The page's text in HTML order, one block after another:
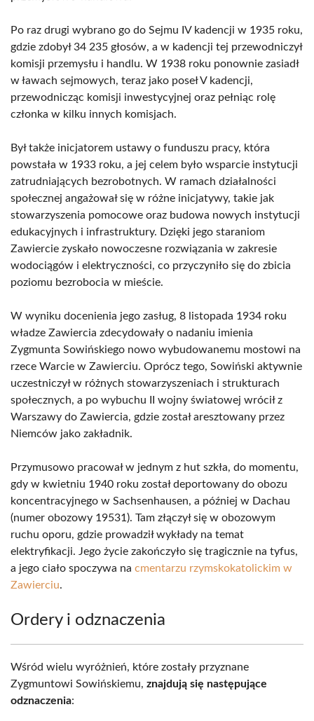
Po raz drugi wybrano go do Sejmu IV kadencji w 1935 roku,
gdzie zdobył 34 235 głosów, a w kadencji tej przewodniczył
komisji przemysłu i handlu. W 1938 roku ponownie zasiadł
w ławach sejmowych, teraz jako poseł V kadencji,
przewodnicząc komisji inwestycyjnej oraz pełniąc rolę
członka w kilku innych komisjach.
Był także inicjatorem ustawy o funduszu pracy, która
powstała w 1933 roku, a jej celem było wsparcie instytucji
zatrudniających bezrobotnych. W ramach działalności
społecznej angażował się w różne inicjatywy, takie jak
stowarzyszenia pomocowe oraz budowa nowych instytucji
edukacyjnych i infrastruktury. Dzięki jego staraniom
Zawiercie zyskało nowoczesne rozwiązania w zakresie
wodociągów i elektryczności, co przyczyniło się do zbicia
poziomu bezrobocia w mieście.
W wyniku docenienia jego zasług, 8 listopada 1934 roku
władze Zawiercia zdecydowały o nadaniu imienia
Zygmunta Sowińskiego nowo wybudowanemu mostowi na
rzece Warcie w Zawierciu. Oprócz tego, Sowiński aktywnie
uczestniczył w różnych stowarzyszeniach i strukturach
społecznych, a po wybuchu II wojny światowej wrócił z
Warszawy do Zawiercia, gdzie został aresztowany przez
Niemców jako zakładnik.
Przymusowo pracował w jednym z hut szkła, do momentu,
gdy w kwietniu 1940 roku został deportowany do obozu
koncentracyjnego w Sachsenhausen, a później w Dachau
(numer obozowy 19531). Tam złączył się w obozowym
ruchu oporu, gdzie prowadził wykłady na temat
elektryfikacji. Jego życie zakończyło się tragicznie na tyfus,
a jego ciało spoczywa na cmentarzu rzymskokatolickim w
Zawierciu.
Ordery i odznaczenia
Wśród wielu wyróżnień, które zostały przyznane
Zygmuntowi Sowińskiemu, znajdują się następujące
odznaczenia: